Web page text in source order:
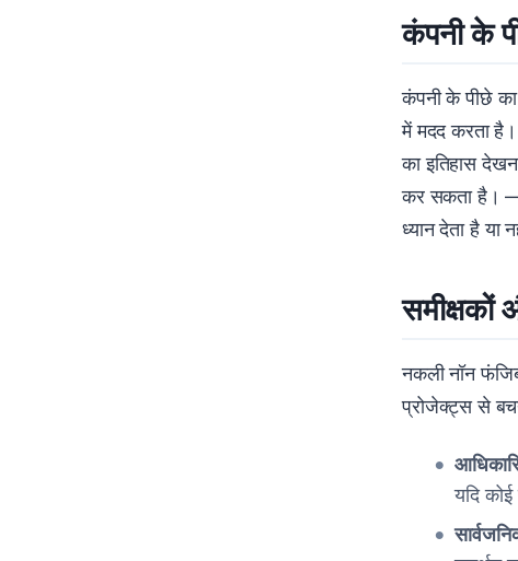
कंपनी के
कंपनी के पीछे का
में मदद करता
का इतिहास
कर सकता है। —
ध्यान देता है या
समीक्षकों
नकली नॉन
प्रोजेक्ट्स से
यदि